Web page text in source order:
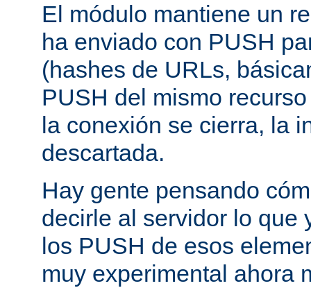
El módulo mantiene un
ha enviado con PUSH
(hashes de URLs,
PUSH del mismo
la conexión se cierra, la
descartada.
Hay gente pensando
decirle al servidor lo que
los PUSH de esos
muy experimental ahora